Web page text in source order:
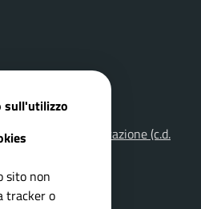
Amministrazione (c.d.
sull'utilizzo
sito non
tracker o